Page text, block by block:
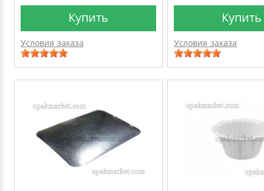
Купить
Условия заказа
Купить
Условия заказа